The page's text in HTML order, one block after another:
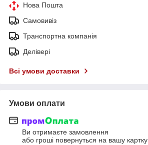
Нова Пошта
Самовивіз
Транспортна компанія
Делівері
Всі умови доставки
Умови оплати
Ви отримаєте замовлення
або гроші повернуться на вашу картку